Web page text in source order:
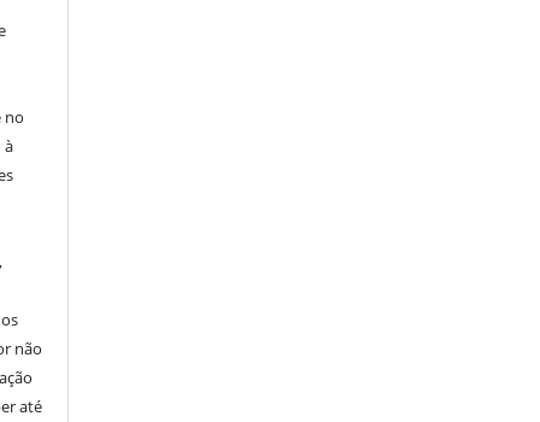
no
à
não
até